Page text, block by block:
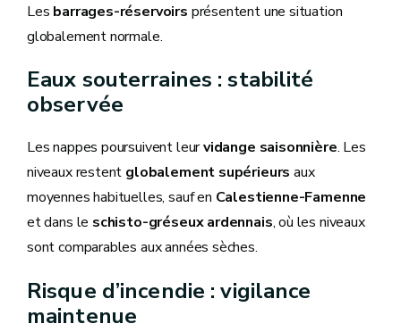
Les barrages-réservoirs présentent une situation
globalement normale.
Eaux souterraines : stabilité
observée
Les nappes poursuivent leurvidange saisonnière. Les
niveaux restent globalement supérieurs aux
moyennes habituelles, sauf en Calestienne-Famenne
et dans le schisto-gréseux ardennais, où les niveaux
sont comparables aux années sèches.
Risque d’incendie : vigilance
maintenue